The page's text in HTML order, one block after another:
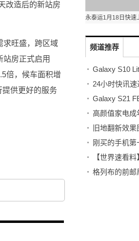
改造后的新站房
求旺盛，跨区域
站房正式启用
倍，候车面积增
供更好的服务
频道推荐
Galaxy S10
Galaxy S21
旧地翻新效